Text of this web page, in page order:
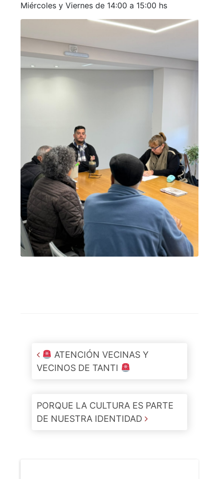
Miércoles y Viernes de 14:00 a 15:00 hs
Post navigation
ATENCIÓN VECINAS Y
VECINOS DE TANTI
PORQUE LA CULTURA ES PARTE
DE NUESTRA IDENTIDAD